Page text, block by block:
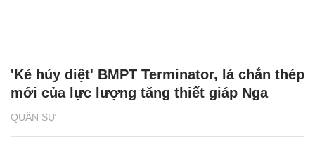
QUÂN SỰ
'Kẻ hủy diệt' BMPT Terminator, lá chắn thép
mới của lực lượng tăng thiết giáp Nga